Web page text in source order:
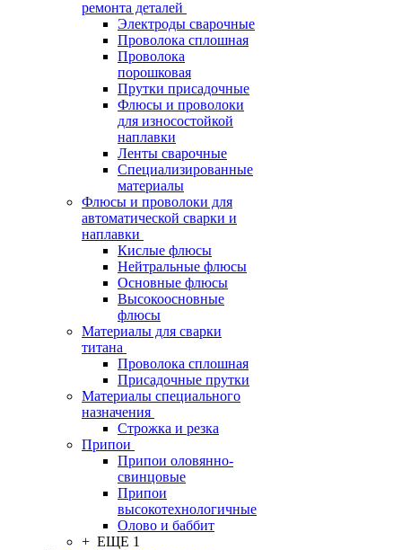
ремонта деталей
Электроды сварочные
Проволока сплошная
Проволока
порошковая
Прутки присадочные
Флюсы и проволоки
для износостойкой
наплавки
Ленты сварочные
Специализированные
материалы
Флюсы и проволоки для
автоматической сварки и
наплавки
Кислые флюсы
Нейтральные флюсы
Основные флюсы
Высокоосновные
флюсы
Материалы для сварки
титана
Проволока сплошная
Присадочные прутки
Материалы специального
назначения
Строжка и резка
Припои
Припои оловянно-
свинцовые
Припои
высокотехнологичные
Олово и баббит
+ ЕЩЕ 1